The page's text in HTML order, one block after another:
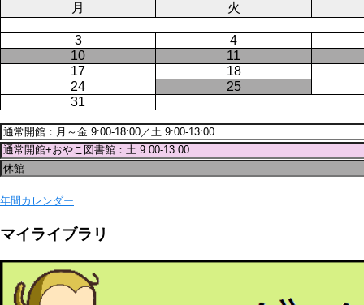
月 火
3
4
10
11
17
18
24
25
31
年間カレンダー
マイライブラリ